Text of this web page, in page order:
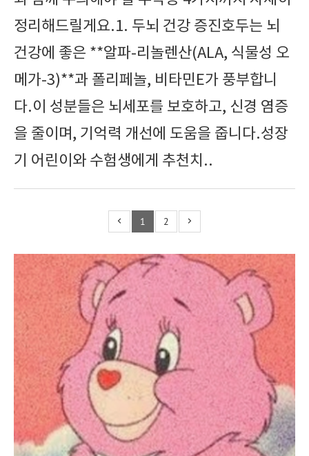
정리해드릴게요.1. 두뇌 건강 증진호두는 뇌
건강에 좋은 **알파-리놀렌산(ALA, 식물성 오
메가-3)**과 폴리페놀, 비타민E가 풍부합니
다.이 성분들은 뇌세포를 보호하고, 신경 염증
을 줄이며, 기억력 개선에 도움을 줍니다.성장
기 어린이와 수험생에게 추천치..
1 2